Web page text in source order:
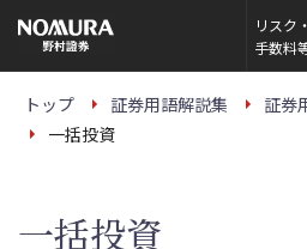
の
ー
リスク・
手数料
トップ 証券用語解説集
証券
一括投資
一括投資